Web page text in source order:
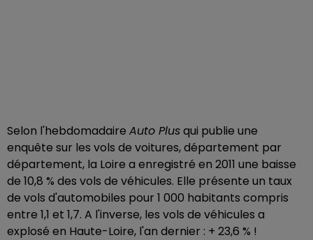
Selon l'hebdomadaire Auto Plusqui publie une
enquête sur les vols de voitures, département par
département, la Loire a enregistré en 2011 une baisse
de 10,8 % des vols de véhicules. Elle présente un taux
de vols d'automobiles pour 1 000 habitants compris
entre 1,1 et 1,7. A l'inverse, les vols de véhicules a
explosé en Haute-Loire, l'an dernier : + 23,6 % !